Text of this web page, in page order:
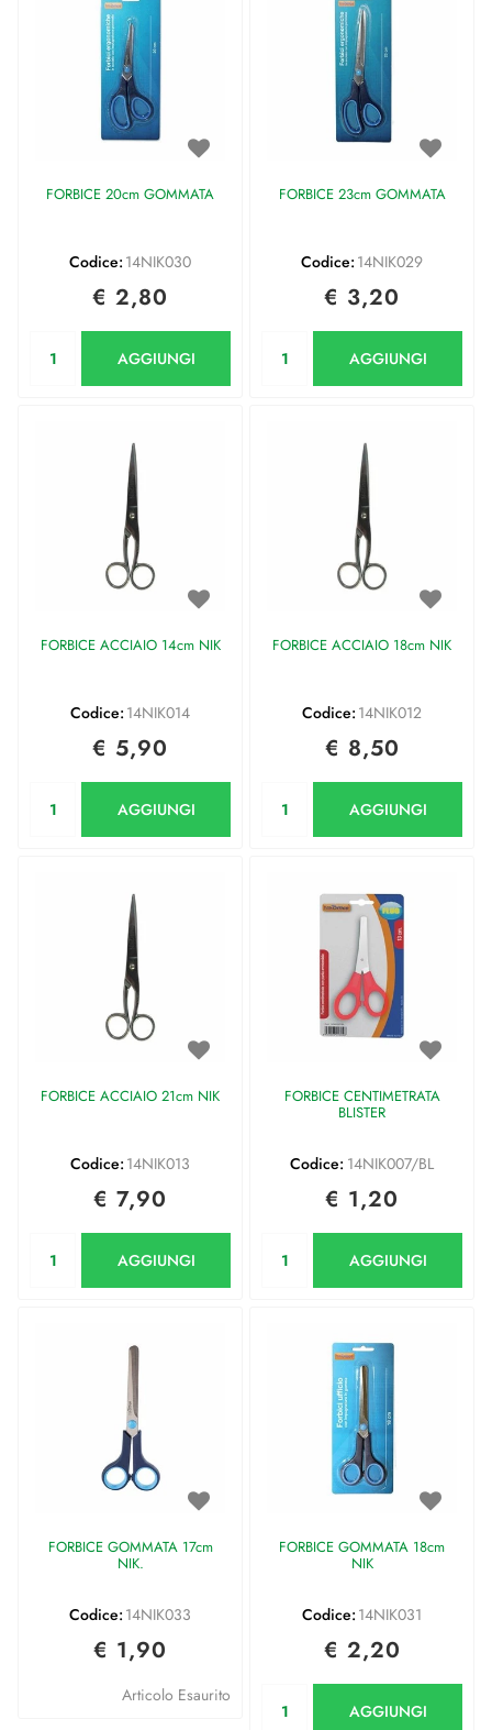
FORBICE 20cm GOMMATA
Codice: 14NIK030
€ 2,80
AGGIUNGI
FORBICE 23cm GOMMATA
Codice: 14NIK029
€ 3,20
AGGIUNGI
FORBICE ACCIAIO 14cm NIK
Codice: 14NIK014
€ 5,90
AGGIUNGI
FORBICE ACCIAIO 18cm NIK
Codice: 14NIK012
€ 8,50
AGGIUNGI
FORBICE ACCIAIO 21cm NIK
Codice: 14NIK013
€ 7,90
AGGIUNGI
FORBICE CENTIMETRATA
BLISTER
Codice: 14NIK007/BL
€ 1,20
AGGIUNGI
FORBICE GOMMATA 17cm
NIK.
Codice: 14NIK033
€ 1,90
Articolo Esaurito
FORBICE GOMMATA 18cm
NIK
Codice: 14NIK031
€ 2,20
AGGIUNGI